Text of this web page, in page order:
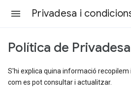
Privadesa i
Política de Privadesa
S'hi explica quina informació
com es pot consultar i actualitzar.